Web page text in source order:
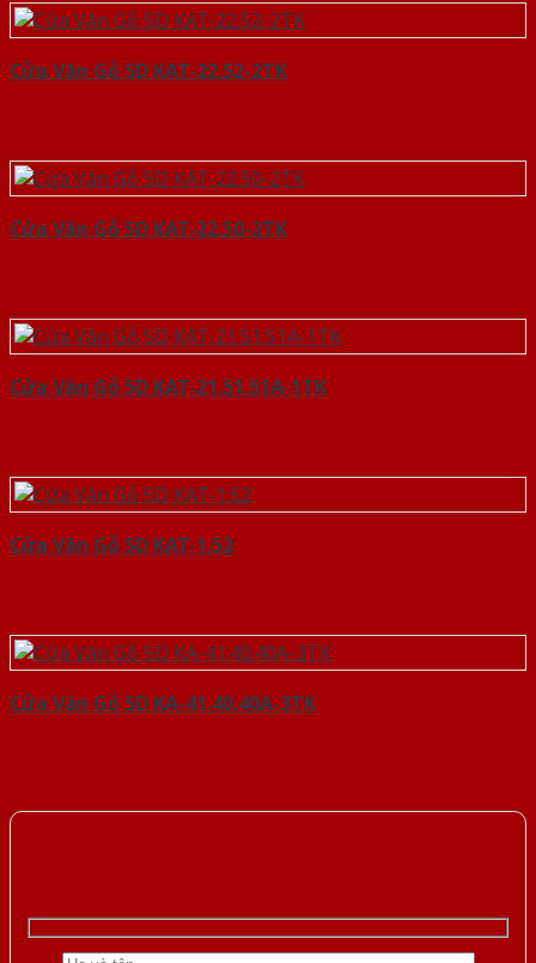
Cửa Vân Gỗ 5D KAT-22.52-2TK
Cửa Vân Gỗ 5D KAT-22.50-2TK
Cửa Vân Gỗ 5D KAT-21.51.51A-1TK
Cửa Vân Gỗ 5D KAT-1.52
Cửa Vân Gỗ 5D KA-41.40.40A-3TK